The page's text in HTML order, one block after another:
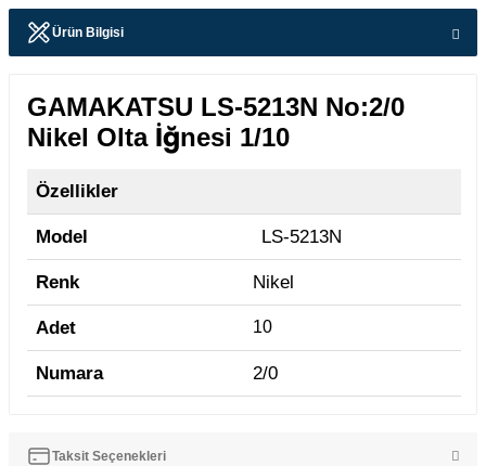
Ürün Bilgisi
GAMAKATSU LS-5213N No:2/0
Nikel Olta İğnesi 1/10
Özellikler
Model LS-5213N
Renk Nikel
Adet 10
Numara 2/0
Taksit Seçenekleri